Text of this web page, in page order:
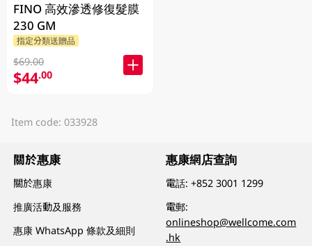
FINO 高效滲透修復髮膜
230 GM
指定分類送贈品
$69.00
$44.00
Item code: 033928
關於惠康
關於惠康
推廣活動及服務
惠康 WhatsApp 條款及細則
惠康網店查詢
電話:+852 3001 1299
電郵:
onlineshop@wellcome.com
.hk